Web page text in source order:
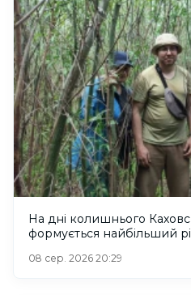
На дні колишнього
формується найбільший
08 сер. 2026 20:29